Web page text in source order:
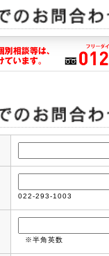
022-293-1003
※半角英数